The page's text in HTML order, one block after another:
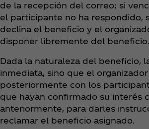
de la recepción del correo; si
el participante no ha respondido,
declina el beneficio y el
disponer libremente del beneficio.
Dada la naturaleza del beneficio,
inmediata, sino que el
posteriormente con los
que hayan confirmado su interés
anteriormente, para darles
reclamar el beneficio asignado.